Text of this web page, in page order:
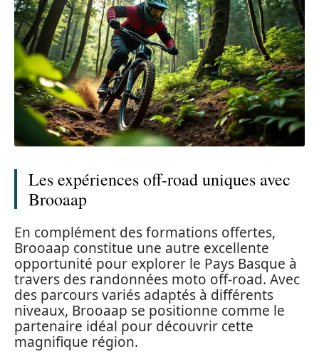
Les expériences off-road uniques avec
Brooaap
En complément des formations offertes,
Brooaap constitue une autre excellente
opportunité pour explorer le Pays Basque à
travers des randonnées moto off-road. Avec
des parcours variés adaptés à différents
niveaux, Brooaap se positionne comme le
partenaire idéal pour découvrir cette
magnifique région.